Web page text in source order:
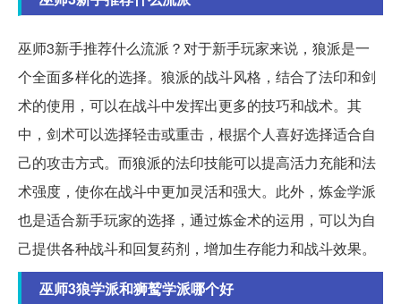
巫师3新手推荐什么流派？对于新手玩家来说，狼派是一
个全面多样化的选择。狼派的战斗风格，结合了法印和剑
术的使用，可以在战斗中发挥出更多的技巧和战术。其
中，剑术可以选择轻击或重击，根据个人喜好选择适合自
己的攻击方式。而狼派的法印技能可以提高活力充能和法
术强度，使你在战斗中更加灵活和强大。此外，炼金学派
也是适合新手玩家的选择，通过炼金术的运用，可以为自
己提供各种战斗和回复药剂，增加生存能力和战斗效果。
巫师3狼学派和狮鹫学派哪个好